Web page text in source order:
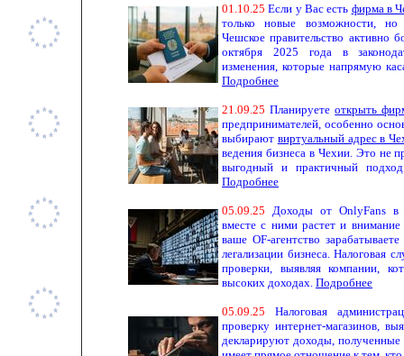
01 .10. 25Если у Вас есть фирма в
только новые возможности, но
Чешское правительство активно
октября 2025 года в
изменения, которые напрямую
Подробнее
21. 09. 25Планируетеоткрыть
предпринимателей, особенно
выбирают виртуальный адрес в
ведения бизнеса в Чехии. Это не
выгодный и практичный
Подробнее
05. 09. 25 Доходы от OnlyFans в
вместе с ними растет и
ваше OF-агентство
легализации бизнеса. Налоговая
проверки, выявляя компании,
высоких доходах. Подробнее
05. 09. 25Налоговая
проверку интернет-магазинов,
декларируют доходы,